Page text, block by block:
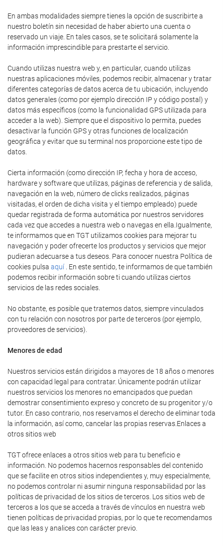
En ambas modalidades siempre tienes la opción de suscribirte a
nuestro boletín sin necesidad de haber abierto una cuenta o
reservado un viaje. En tales casos, se te solicitará solamente la
información imprescindible para prestarte el servicio.
Cuando utilizas nuestra web y, en particular, cuando utilizas
nuestras aplicaciones móviles, podemos recibir, almacenar y tratar
diferentes categorías de datos acerca de tu ubicación, incluyendo
datos generales (como por ejemplo dirección IP y código postal) y
datos más específicos (como la funcionalidad GPS utilizada para
acceder a la web). Siempre que el dispositivo lo permita, puedes
desactivar la función GPS y otras funciones de localización
geográfica y evitar que su terminal nos proporcione este tipo de
datos.
Cierta información (como dirección IP, fecha y hora de acceso,
hardware y software que utilizas, páginas de referencia y de salida,
navegación en la web, número de clicks realizados, páginas
visitadas, el orden de dicha visita y el tiempo empleado) puede
quedar registrada de forma automática por nuestros servidores
cada vez que accedes a nuestra web o navegas en ella.Igualmente,
te informamos que en TGT utilizamos cookies para mejorar tu
navegación y poder ofrecerte los productos y servicios que mejor
pudieran adecuarse a tus deseos. Para conocer nuestra Política de
cookies pulsa aquí . En este sentido, te informamos de que también
podemos recibir información sobre ti cuando utilizas ciertos
servicios de las redes sociales.
No obstante, es posible que tratemos datos, siempre vinculados
con tu relación con nosotros por parte de terceros (por ejemplo,
proveedores de servicios).
Menores de edad
Nuestros servicios están dirigidos a mayores de 18 años o menores
con capacidad legal para contratar. Únicamente podrán utilizar
nuestros servicios los menores no emancipados que puedan
demostrar consentimiento expreso y concreto de su progenitor y/o
tutor. En caso contrario, nos reservamos el derecho de eliminar toda
la información, así como, cancelar las propias reservas.Enlaces a
otros sitios web
TGT ofrece enlaces a otros sitios web para tu beneficio e
información. No podemos hacernos responsables del contenido
que se facilite en otros sitios independientes y, muy especialmente,
no podemos controlar ni asumir ninguna responsabilidad por las
políticas de privacidad de los sitios de terceros. Los sitios web de
terceros a los que se acceda a través de vínculos en nuestra web
tienen políticas de privacidad propias, por lo que te recomendamos
que las leas y analices con carácter previo.